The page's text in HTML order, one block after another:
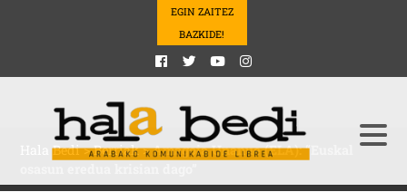
EGIN ZAITEZ
BAZKIDE!
Hala Bedi>Berriak>Amagoia Unanue (ELA): “Euskal